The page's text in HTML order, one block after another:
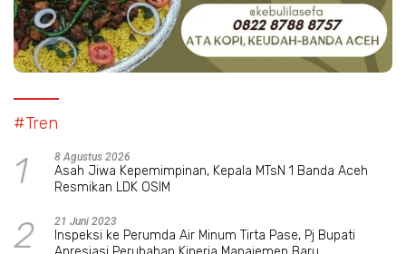
#Tren
1 8 Agustus 2026
Asah Jiwa Kepemimpinan, Kepala MTsN 1 Banda Aceh
Resmikan LDK OSIM
2 21 Juni 2023
Inspeksi ke Perumda Air Minum Tirta Pase, Pj Bupati